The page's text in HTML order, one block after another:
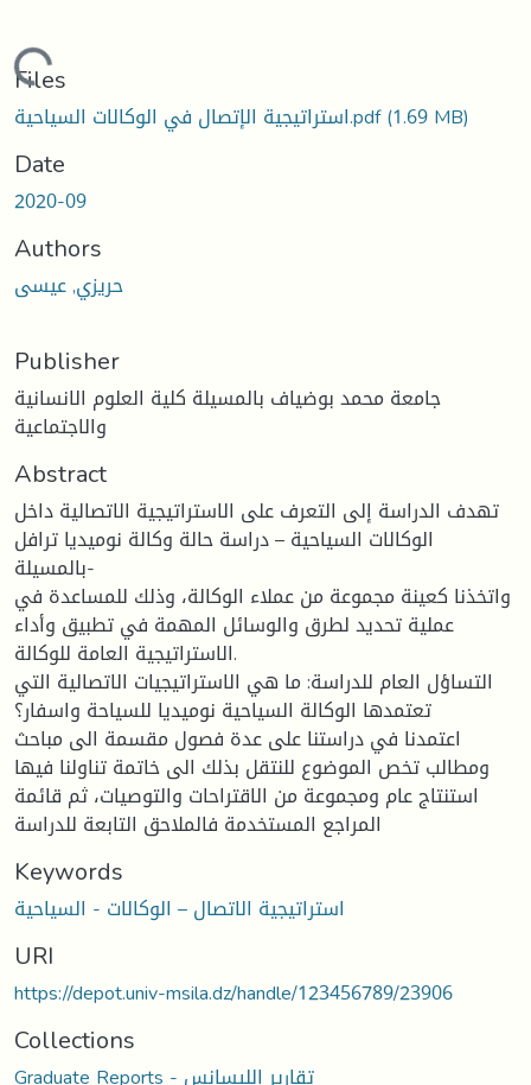
Loading...
Files
استراتيجية الإتصال في الوكالات السياحية.pdf(1.69 MB)
Date
2020-09
Authors
حريزي, عيسى
Publisher
جامعة محمد بوضياف بالمسيلة كلية العلوم الانسانية
والاجتماعية
Abstract
تهدف الدراسة إلى التعرف على الاستراتيجية الاتصالية داخل
الوكالات السياحية – دراسة حالة وكالة نوميديا ترافل
بالمسيلة-
واتخذنا كعينة مجموعة من عملاء الوكالة، وذلك للمساعدة في
عملية تحديد لطرق والوسائل المهمة في تطبيق وأداء
الاستراتيجية العامة للوكالة.
التساؤل العام للدراسة: ما هي الاستراتيجيات الاتصالية التي
تعتمدها الوكالة السياحية نوميديا للسياحة واسفار؟
اعتمدنا في دراستنا على عدة فصول مقسمة الى مباحث
ومطالب تخص الموضوع للنتقل بذلك الى خاتمة تناولنا فيها
استنتاج عام ومجموعة من الاقتراحات والتوصيات، ثم قائمة
المراجع المستخدمة فالملاحق التابعة للدراسة
Keywords
استراتيجية الاتصال – الوكالات - السياحية
URI
https://depot.univ-msila.dz/handle/123456789/23906
Collections
Graduate Reports - تقارير الليسانس